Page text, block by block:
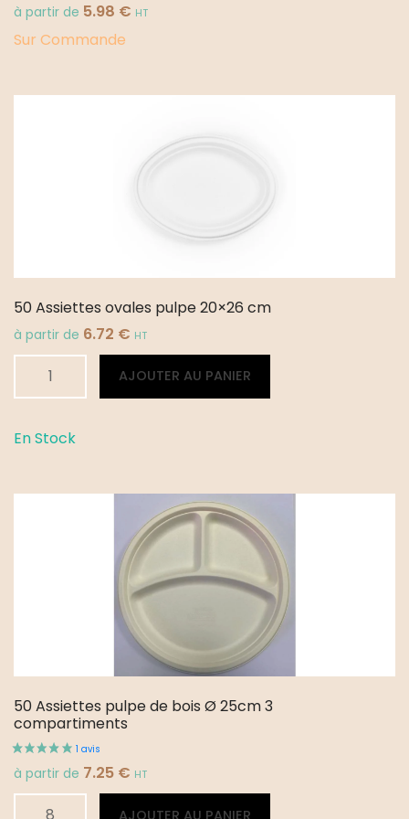
à partir de 5.98 € HT
Sur Commande
50 Assiettes ovales pulpe 20×26 cm
à partir de 6.72 € HT
Assiettes
20x26
AJOUTER AU PANIER
Alternative:
En Stock
50 Assiettes pulpe de bois Ø 25cm 3
compartiments
à partir de 7.25 € HT
AJOUTER AU PANIER
Alternative: